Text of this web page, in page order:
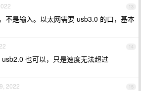
13
不是输入。以太网需要 usb3.0 的口，基本
14
也可以，只是速度无法超过
15
2022